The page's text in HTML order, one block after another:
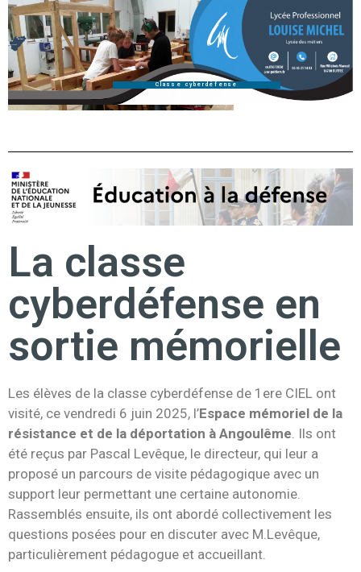
Classe cyberdéfense
La classe
cyberdéfense en
sortie mémorielle
Les élèves de la classe cyberdéfense de 1ere CIEL ont
visité, ce vendredi 6 juin 2025, l’Espace mémoriel de la
résistance et de la déportation à Angoulême . Ils ont
été reçus par Pascal Levêque, le directeur, qui leur a
proposé un parcours de visite pédagogique avec un
support leur permettant une certaine autonomie.
Rassemblés ensuite, ils ont abordé collectivement les
questions posées pour en discuter avec M.Levêque,
particulièrement pédagogue et accueillant.